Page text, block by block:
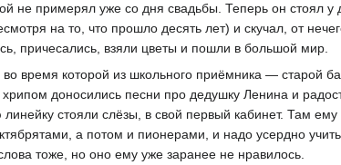
не примерял уже со дня свадьбы. Теперь он стоял
на то, что прошло десять лет) и скучал, от
причесались, взяли цветы и пошли в большой мир.
время которой из школьного приёмника — старой
доносились песни про дедушку Ленина и
линейку стояли слёзы, в свой первый кабинет. Там
а потом и пионерами, и надо усердно
тоже, но оно ему уже заранее не нравилось.